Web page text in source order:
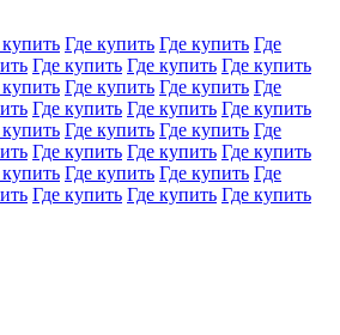
Где купить Где купить Где
Где купить Где купить Где купить
Где купить Где купить Где
Где купить Где купить Где купить
Где купить Где купить Где
Где купить Где купить Где купить
Где купить Где купить Где
Где купить Где купить Где купить